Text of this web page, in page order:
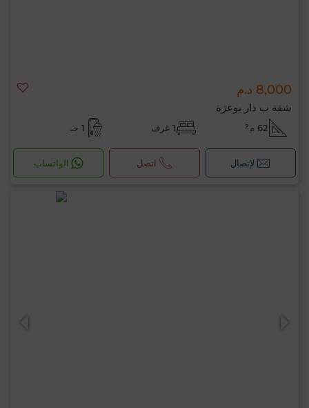
8,000 د.م
شقة ب دار بوعزة
62 م² 1 غرف 1 حـ
لإتصال اتصل الواتساب